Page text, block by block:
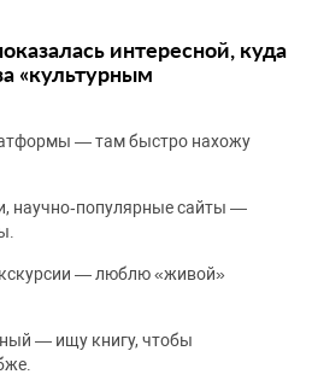
интересной, куда
«культурным
— там быстро нахожу
научно‑популярные сайты —
— люблю «живой»
— ищу книгу, чтобы